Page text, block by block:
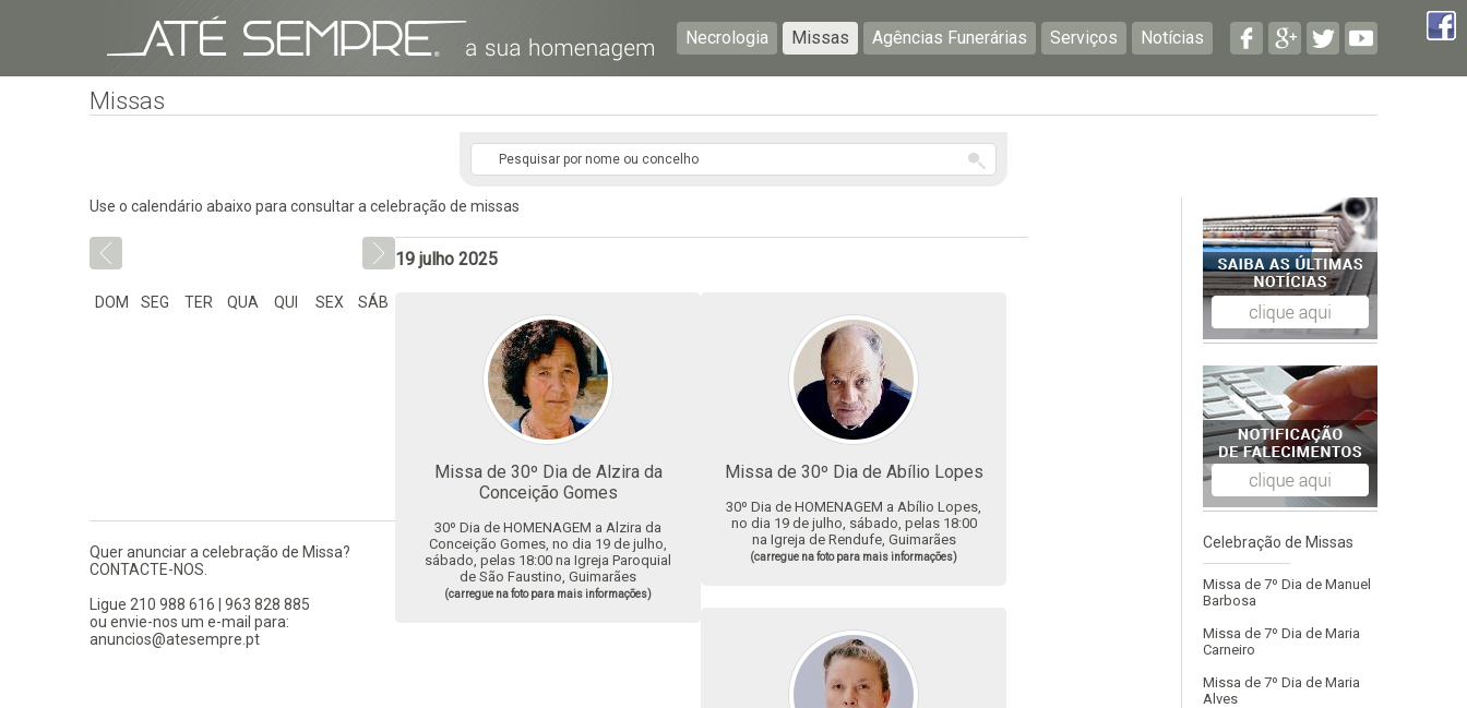
Necrologia Missas Agências Funerárias Serviços Notícias
Missas
Use o calendário abaixo para consultar a celebração de missas
DOM SEG TER QUA QUI SEX SÁB
Quer anunciar a celebração de Missa?
CONTACTE-NOS.
Ligue 210 988 616 | 963 828 885
ou envie-nos um e-mail para:
anuncios@atesempre.pt
19 julho 2025
Missa de 30º Dia de Alzira da
Conceição Gomes
30º Dia de HOMENAGEM a Alzira da
Conceição Gomes, no dia 19 de julho,
sábado, pelas 18:00 na Igreja Paroquial
de São Faustino, Guimarães
(carregue na foto para mais informações)
Missa de 30º Dia de Abílio Lopes
30º Dia de HOMENAGEM a Abílio Lopes,
no dia 19 de julho, sábado, pelas 18:00
na Igreja de Rendufe, Guimarães
(carregue na foto para mais informações)
Celebração de Missas
Missa de 7º Dia de Manuel
Barbosa
Missa de 7º Dia de Maria
Carneiro
Missa de 7º Dia de Maria
Alves
falecimentos em determinado concelho.
Subscrever
pormenorizada possível:
Subscrever